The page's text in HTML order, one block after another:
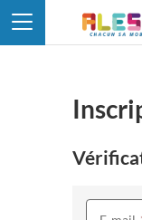
Panneau de gestion des